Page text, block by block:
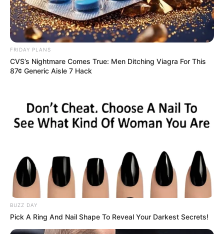
FRIDAY PLANS
CVS’s Nightmare Comes True: Men Ditching Viagra For This
87¢ Generic Aisle 7 Hack
BUZZ DAY
Pick A Ring And Nail Shape To Reveal Your Darkest Secrets!